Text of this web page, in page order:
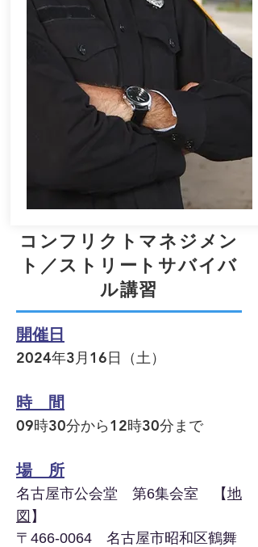
コンフリクトマネジメン
ト／ストリートサバイバ
ル講習
開催日
2024年3月16日（土）
時 間
09時30分から12時30分まで
場 所
名古屋市公会堂 第6集会室 【地
図 】
〒466-0064 名古屋市昭和区鶴舞